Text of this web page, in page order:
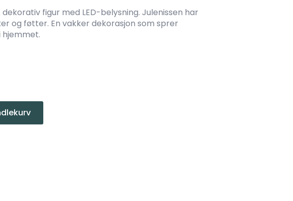
figur med LED-belysning. Julenissen har
og føtter. En vakker dekorasjon som sprer
hjemmet.